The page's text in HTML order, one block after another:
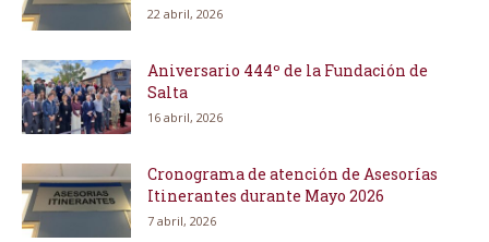
22 abril, 2026
Aniversario 444º de la Fundación de
Salta
16 abril, 2026
Cronograma de atención de Asesorías
Itinerantes durante Mayo 2026
7 abril, 2026